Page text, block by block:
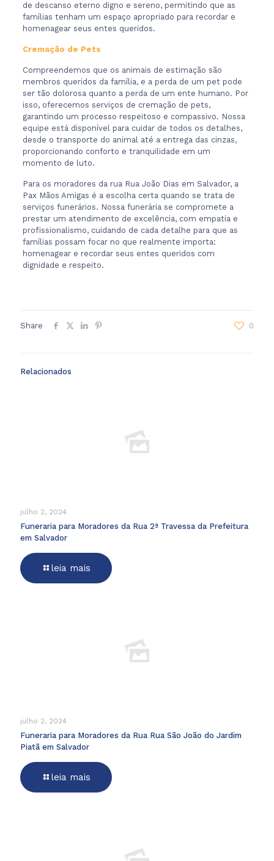
de descanso eterno digno e sereno, permitindo que as
famílias tenham um espaço apropriado para recordar e
homenagear seus entes queridos.
Cremação de Pets
Compreendemos que os animais de estimação são
membros queridos da família, e a perda de um pet pode
ser tão dolorosa quanto a perda de um ente humano. Por
isso, oferecemos serviços de cremação de pets,
garantindo um processo respeitoso e compassivo. Nossa
equipe está disponível para cuidar de todos os detalhes,
desde o transporte do animal até a entrega das cinzas,
proporcionando conforto e tranquilidade em um
momento de luto.
Para os moradores da rua Rua João Dias em Salvador, a
Pax Mãos Amigas é a escolha certa quando se trata de
serviços funerários. Nossa funerária se compromete a
prestar um atendimento de excelência, com empatia e
profissionalismo, cuidando de cada detalhe para que as
famílias possam focar no que realmente importa:
homenagear e recordar seus entes queridos com
dignidade e respeito.
Share 0
Relacionados
julho 2, 2024
Funeraria para Moradores da Rua 2ª Travessa da Prefeitura
em Salvador
leia mais
julho 2, 2024
Funeraria para Moradores da Rua Rua São João do Jardim
Piatã em Salvador
leia mais